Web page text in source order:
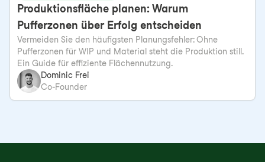
Produktionsfläche planen: Warum
Pufferzonen über Erfolg entscheiden
Vermeiden Sie den häufigsten Planungsfehler: Ohne
Pufferzonen für WIP und Material steht die Produktion still.
Ein Guide für effiziente Flächennutzung.
Dominic Frei
Co-Founder